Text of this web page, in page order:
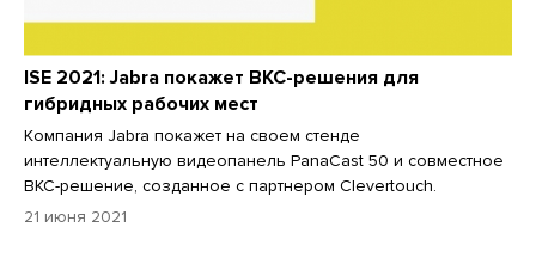
ISE 2021: Jabra покажет ВКС-решения для
гибридных рабочих мест
Компания Jabra покажет на своем стенде
интеллектуальную видеопанель PanaCast 50 и совместное
ВКС-решение, созданное с партнером Clevertouch.
21 июня 2021